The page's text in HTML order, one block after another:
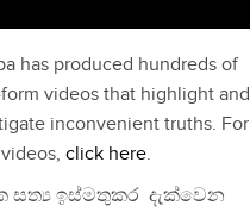
has produced hundreds of
videos that highlight and
inconvenient truths. For
click here.
සත්‍ය ඉස්මතුකර දැක්වෙන